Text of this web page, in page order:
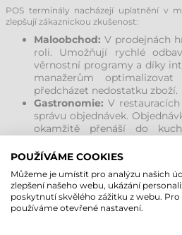
POS terminály nacházejí uplatnění v
zlepšují zákaznickou zkušenost:
Maloobchod: V prodejnách
roli. Umožňují rychlé
věrnostní programy a díky
manažerům
předcházet nedostatku zboží.
Gastronomie: V
správu objednávek.
okamžitě přenáší do
rozdělování účtů a analýzu
Hotelnictví:POS terminály v
z recepcí, barů a wellness
Integrace s hotelovým
POUŽÍVÁME COOKIES
Můžeme je umístit pro analýzu našich
zlepšení našeho webu, ukázání
poskytnutí skvělého zážitku z webu.
používáme otevřené nastavení.